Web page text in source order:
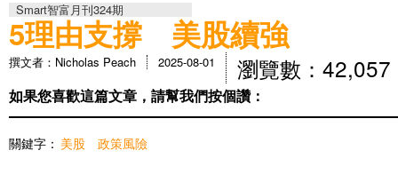
Smart智富月刊324期
5理由支撐 美股續強
撰文者：Nicholas Peach 2025-08-01 瀏覽數：42,057
如果您喜歡這篇文章，請幫我們按個讚：
關鍵字： 美股 政策風險